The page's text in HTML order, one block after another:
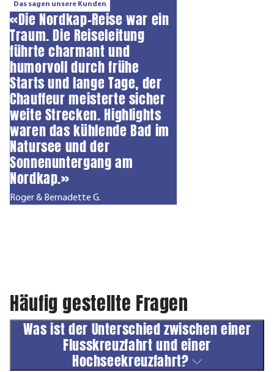
Das sagen unsere Kunden
«Die Nordkap-Reise war ein
Traum. Die Reiseleitung
führte charmant und
humorvoll durch frühe
Starts und lange Tage, der
Chauffeur meisterte sicher
weite Strecken. Highlights
waren das kühlende Bad im
Natursee und der
Sonnenuntergang am
Nordkap.»
Roger & Bernadette G.
Häufig gestellte Fragen
Was ist der Unterschied zwischen einer
Flusskreuzfahrt und einer
Hochseekreuzfahrt?